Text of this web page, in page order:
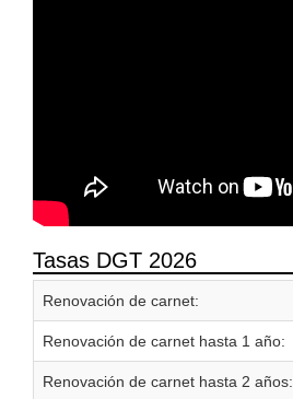
Tasas DGT 2026
Renovación de carnet:
Renovación de carnet hasta 1 año:
Renovación de carnet hasta 2 años: